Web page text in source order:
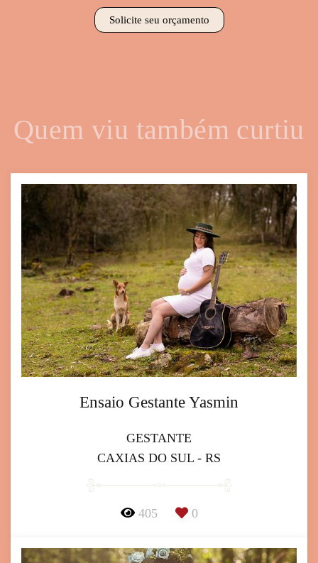
Solicite seu orçamento
Quem viu também curtiu
Ensaio Gestante Yasmin
GESTANTE
CAXIAS DO SUL - RS
405 0